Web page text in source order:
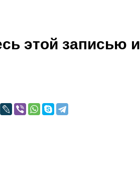
этой записью